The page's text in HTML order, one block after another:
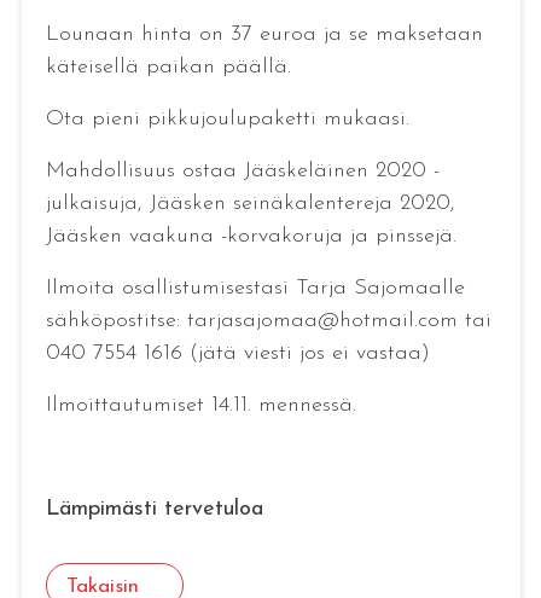
Lounaan hinta on 37 euroa ja se maksetaan
käteisellä paikan päällä.
Ota pieni pikkujoulupaketti mukaasi.
Mahdollisuus ostaa Jääskeläinen 2020 -
julkaisuja, Jääsken seinäkalentereja 2020,
Jääsken vaakuna -korvakoruja ja pinssejä.
Ilmoita osallistumisestasi Tarja Sajomaalle
sähköpostitse: tarjasajomaa@hotmail.com tai
040 7554 1616 (jätä viesti jos ei vastaa)
Ilmoittautumiset 14.11. mennessä.
Lämpimästi tervetuloa
Takaisin